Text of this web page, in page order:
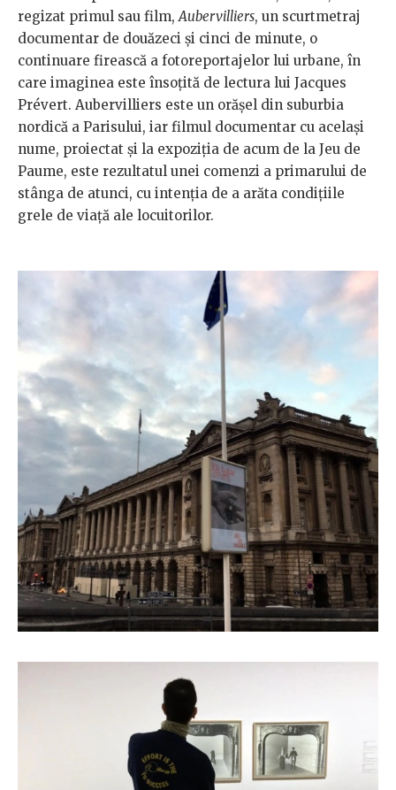
regizat primul sau film,Aubervilliers, un scurtmetraj
documentar de douăzeci şi cinci de minute, o
continuare firească a fotoreportajelor lui urbane, în
care imaginea este însoţită de lectura lui Jacques
Prévert. Aubervilliers este un orăşel din suburbia
nordică a Parisului, iar filmul documentar cu acelaşi
nume, proiectat și la expoziția de acum de la Jeu de
Paume, este rezultatul unei comenzi a primarului de
stânga de atunci, cu intenţia de a arăta condiţiile
grele de viaţă ale locuitorilor.